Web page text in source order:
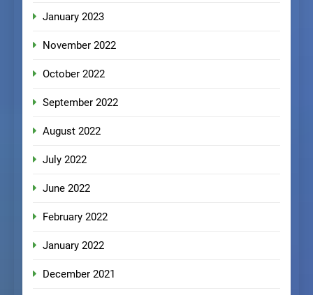
January 2023
November 2022
October 2022
September 2022
August 2022
July 2022
June 2022
February 2022
January 2022
December 2021